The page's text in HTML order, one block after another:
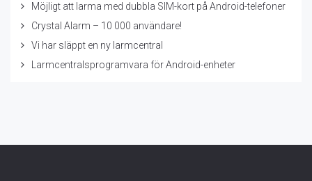
Möjligt att larma med dubbla SIM-kort på Android-telefoner
Crystal Alarm – 10 000 användare!
Vi har släppt en ny larmcentral
Larmcentralsprogramvara för Android-enheter